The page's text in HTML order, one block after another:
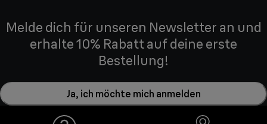
Melde dich für unseren Newsletter an und
erhalte 10% Rabatt auf deine erste
Bestellung!
Ja, ich möchte mich anmelden